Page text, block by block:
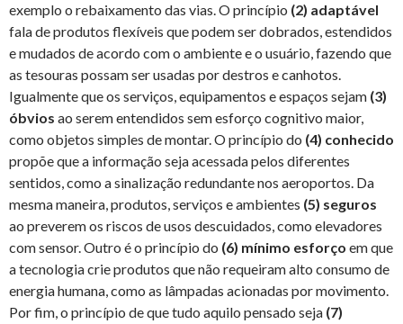
exemplo o rebaixamento das vias. O princípio (2) adaptável
fala de produtos flexíveis que podem ser dobrados, estendidos
e mudados de acordo com o ambiente e o usuário, fazendo que
as tesouras possam ser usadas por destros e canhotos.
Igualmente que os serviços, equipamentos e espaços sejam (3)
óbvios ao serem entendidos sem esforço cognitivo maior,
como objetos simples de montar. O princípio do (4) conhecido
propõe que a informação seja acessada pelos diferentes
sentidos, como a sinalização redundante nos aeroportos. Da
mesma maneira, produtos, serviços e ambientes (5) seguros
ao preverem os riscos de usos descuidados, como elevadores
com sensor. Outro é o princípio do (6) mínimo esforço em que
a tecnologia crie produtos que não requeiram alto consumo de
energia humana, como as lâmpadas acionadas por movimento.
Por fim, o princípio de que tudo aquilo pensado seja (7)